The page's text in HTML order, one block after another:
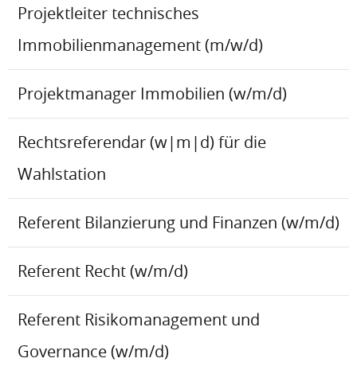
Projektleiter technisches
Immobilienmanagement (m/w/d)
Projektmanager Immobilien (w/m/d)
Rechtsreferendar (w|m|d) für die
Wahlstation
Referent Bilanzierung und Finanzen (w/m/d)
Referent Recht (w/m/d)
Referent Risikomanagement und
Governance (w/m/d)